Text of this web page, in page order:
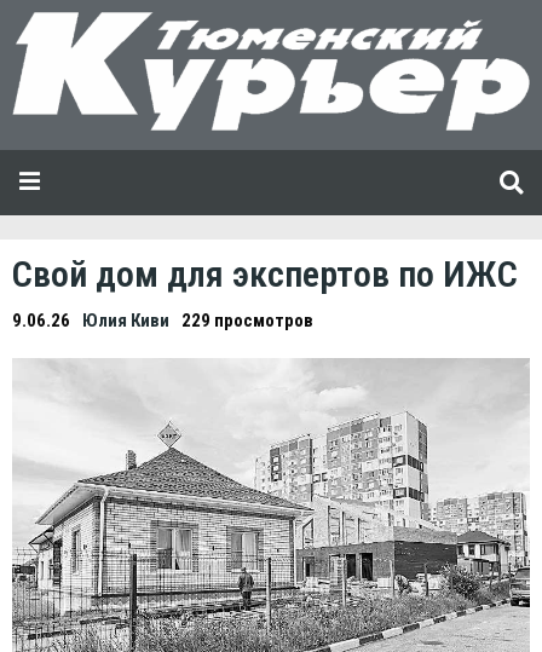
Свой дом для экспертов по ИЖС
9.06.26 Юлия Киви 229 просмотров